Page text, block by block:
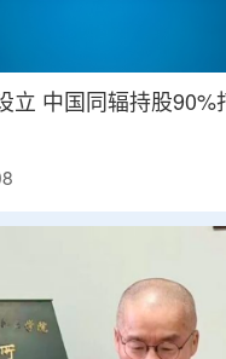
立 中国同辐持股90%